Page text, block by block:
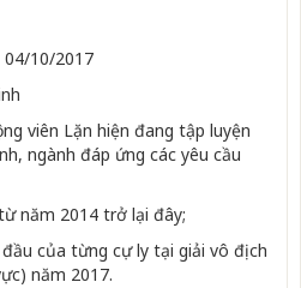
10/2017
viên Lặn hiện đang tập luyện
ngành đáp ứng các yêu cầu
năm 2014 trở lại đây;
của từng cự ly tại giải vô địch
năm 2017.